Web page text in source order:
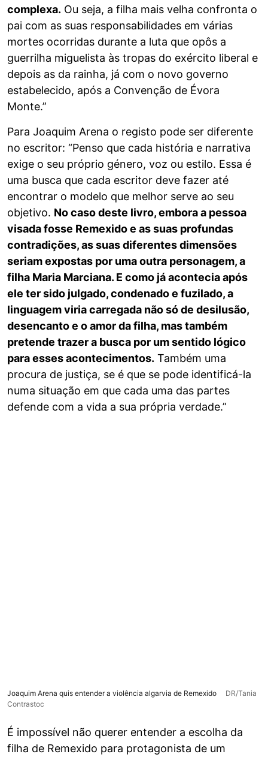
complexa. Ou seja, a filha mais velha confronta o
pai com as suas responsabilidades em várias
mortes ocorridas durante a luta que opôs a
guerrilha miguelista às tropas do exército liberal e
depois as da rainha, já com o novo governo
estabelecido, após a Convenção de Évora
Monte.”
Para Joaquim Arena o registo pode ser diferente
no escritor: “Penso que cada história e narrativa
exige o seu próprio género, voz ou estilo. Essa é
uma busca que cada escritor deve fazer até
encontrar o modelo que melhor serve ao seu
objetivo. No caso deste livro, embora a pessoa
visada fosse Remexido e as suas profundas
contradições, as suas diferentes dimensões
seriam expostas por uma outra personagem, a
filha Maria Marciana. E como já acontecia após
ele ter sido julgado, condenado e fuzilado, a
linguagem viria carregada não só de desilusão,
desencanto e o amor da filha, mas também
pretende trazer a busca por um sentido lógico
para esses acontecimentos. Também uma
procura de justiça, se é que se pode identificá-la
numa situação em que cada uma das partes
defende com a vida a sua própria verdade.”
Joaquim Arena quis entender a violência algarvia de Remexido
DR/Tania
Contrastoc
É impossível não querer entender a escolha da
filha de Remexido para protagonista de um